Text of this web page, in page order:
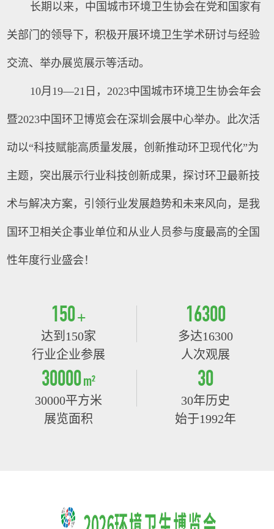
长期以来，中国城市环境卫生协会在党和国家有
关部门的领导下，积极开展环境卫生学术研讨与经验
交流、举办展览展示等活动。
10月19—21日，2023中国城市环境卫生协会年会
暨2023中国环卫博览会在深圳会展中心举办。此次活
动以“科技赋能高质量发展，创新推动环卫现代化”为
主题，突出展示行业科技创新成果，探讨环卫最新技
术与解决方案，引领行业发展趋势和未来风向，是我
国环卫相关企事业单位和从业人员参与度最高的全国
性年度行业盛会！
150+
达到150家
行业企业参展
16300
多达16300
人次观展
30000m²
30000平方米
展览面积
30
30年历史
始于1992年